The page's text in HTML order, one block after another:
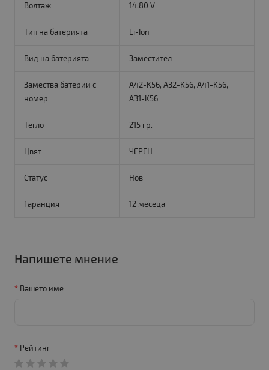
Волтаж 14.80 V
Тип на батерията Li-Ion
Вид на батерията Заместител
Замества батерии с
номер
A42-K56, A32-K56, A41-K56,
A31-K56
Тегло 215 гр.
Цвят ЧЕРЕН
Статус Нов
Гаранция 12 месеца
Напишете мнение
Вашето име
Рейтинг